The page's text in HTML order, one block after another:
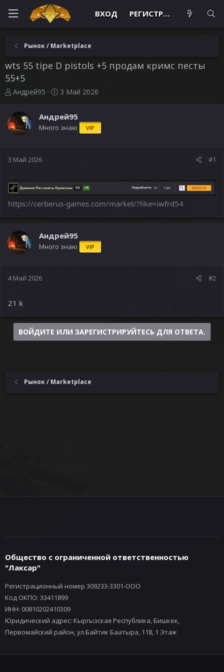
ВХОД РЕГИСТРАЦИЯ
Рынок / Marketplace
wts 55 tipe D pistols +5 продам кримс песты
55+5
А
т
о
р
м
Андрей95
Д
а
н
3 Май 2026
Андрей95
Много знаю VIP
3 Май 2026 #1
https://cerberus-games.com/market/?like=iwfrd54
Андрей95
Много знаю VIP
4 Май 2026 #2
21 k
ВОЙДИТЕ ИЛИ ЗАРЕГИСТРИРУЙТЕСЬ ДЛЯ ОТВЕТА.
Рынок / Marketplace
Общество с ограниченной ответственностью
"Лаксар"
Регистрационный номер 309233-3301-ООО
Код ОКПО: 33411899
ИНН: 00810202410309
Юридический адрес: Кыргызская Республика, Бишкек,
Первомайский район, ул.Байтик Баатыра, 118, 1 Этаж